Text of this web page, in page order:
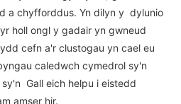
a chyfforddus. Yn dilyn y dylunio
holl ongl y gadair yn gwneud
cefn a'r clustogau yn cael eu
caledwch cymedrol sy'n
Gall eich helpu i eistedd
amser hir.